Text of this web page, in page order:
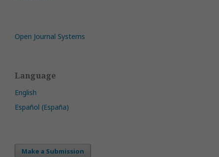
Open Journal Systems
Language
English
Español (España)
Make a Submission